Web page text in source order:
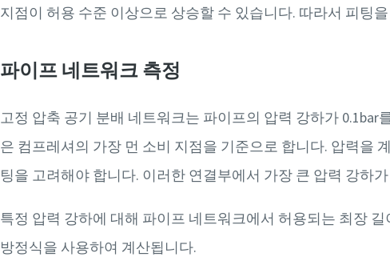
지점이 허용 수준 이상으로 상승할 수 있습니다. 따라서 피팅
파이프 네트워크 측정
고정 압축 공기 분배 네트워크는 파이프의 압력 강하가
은 컴프레셔의 가장 먼 소비 지점을 기준으로 합니다. 압력을
팅을 고려해야 합니다. 이러한 연결부에서 가장 큰 압력 강하
특정 압력 강하에 대해 파이프 네트워크에서 허용되는 최장 길
방정식을 사용하여 계산됩니다.